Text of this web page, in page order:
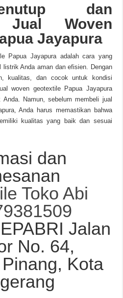
dan
Jual Woven
Jayapura
Papua Jayapura adalah cara yang
Anda aman dan efisien. Dengan
kualitas, dan cocok untuk kondisi
woven geotextile Papua Jayapura
Namun, sebelum membeli jual
Anda harus memastikan bahwa
kualitas yang baik dan sesuai
dan
Toko Abi
Jalan
No. 64,
Kota